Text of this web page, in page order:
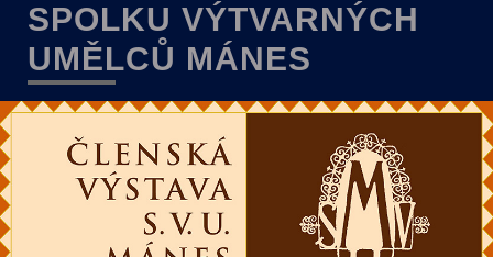
SPOLKU VÝTVARNÝCH
UMĚLCŮ MÁNES